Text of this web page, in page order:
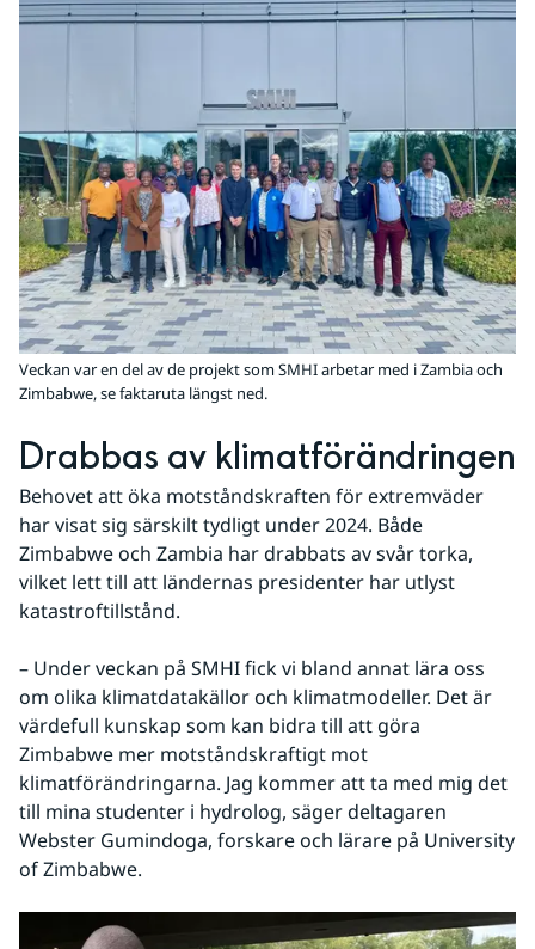
Veckan var en del av de projekt som SMHI arbetar med i Zambia och
Zimbabwe, se faktaruta längst ned.
Drabbas av klimatförändringen
Behovet att öka motståndskraften för extremväder
har visat sig särskilt tydligt under 2024. Både
Zimbabwe och Zambia har drabbats av svår torka,
vilket lett till att ländernas presidenter har utlyst
katastroftillstånd.
– Under veckan på SMHI fick vi bland annat lära oss
om olika klimatdatakällor och klimatmodeller. Det är
värdefull kunskap som kan bidra till att göra
Zimbabwe mer motståndskraftigt mot
klimatförändringarna. Jag kommer att ta med mig det
till mina studenter i hydrolog, säger deltagaren
Webster Gumindoga, forskare och lärare på University
of Zimbabwe.